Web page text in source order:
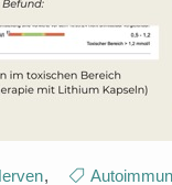
, Autoimmun